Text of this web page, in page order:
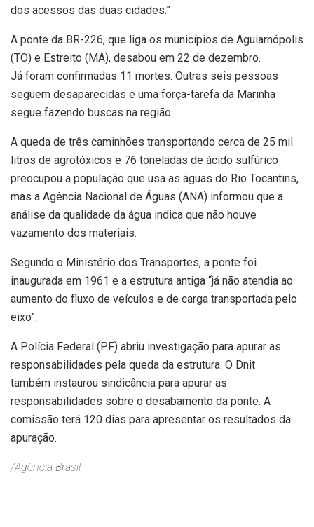
dos acessos das duas cidades.”
A ponte da BR-226, que liga os municípios de Aguiarnópolis
(TO) e Estreito (MA), desabou em 22 de dezembro.
Já foram confirmadas 11 mortes. Outras seis pessoas
seguem desaparecidas e uma força-tarefa da Marinha
segue fazendo buscas na região.
A queda de três caminhões transportando cerca de 25 mil
litros de agrotóxicos e 76 toneladas de ácido sulfúrico
preocupou a população que usa as águas do Rio Tocantins,
mas a Agência Nacional de Águas (ANA) informou que a
análise da qualidade da água indica que não houve
vazamento dos materiais.
Segundo o Ministério dos Transportes, a ponte foi
inaugurada em 1961 e a estrutura antiga “já não atendia ao
aumento do fluxo de veículos e de carga transportada pelo
eixo”.
A Polícia Federal (PF) abriu investigação para apurar as
responsabilidades pela queda da estrutura. O Dnit
também instaurou sindicância para apurar as
responsabilidades sobre o desabamento da ponte. A
comissão terá 120 dias para apresentar os resultados da
apuração.
/Agência Brasil